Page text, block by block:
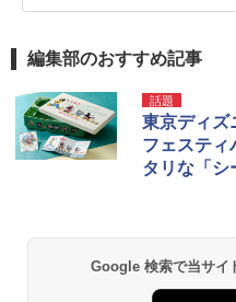
編集部のおすすめ記事
話題
東京ディズ
フェステ
タリな「シ
Google 検索で当サイ